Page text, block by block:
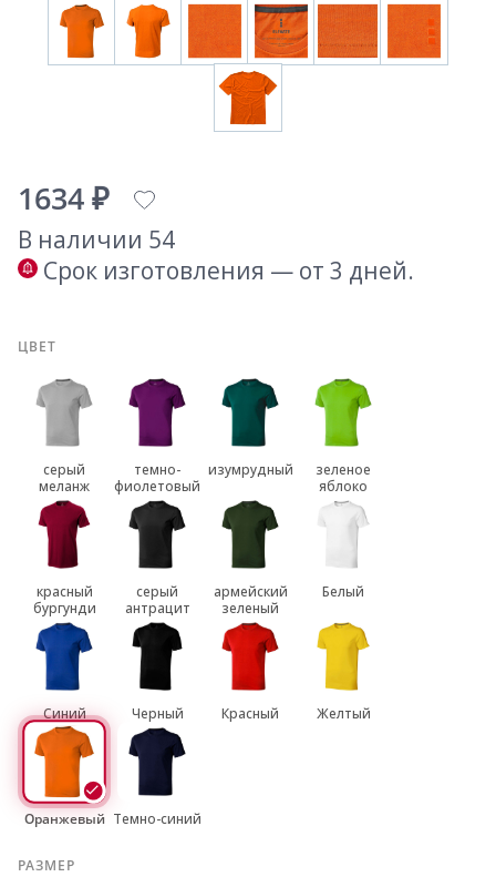
1634 ₽
В наличии 54
Срок изготовления — от 3 дней.
ЦВЕТ
серый
меланж
темно-
фиолетовый
изумрудный
зеленое
яблоко
красный
бургунди
серый
антрацит
армейский
зеленый
Белый
Синий Черный Красный Желтый
Оранжевый Темно-синий
РАЗМЕР